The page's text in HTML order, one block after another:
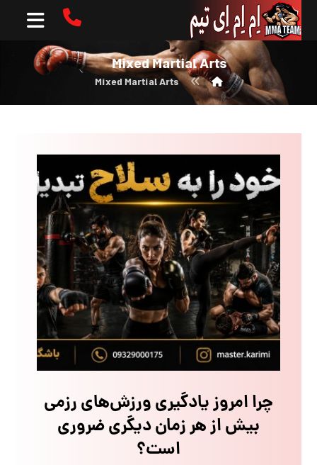
Mixed Martial Arts
Mixed Martial Arts
چرا امروز یادگیری ورزش‌های رزمی
بیش از هر زمان دیگری ضروری
است؟